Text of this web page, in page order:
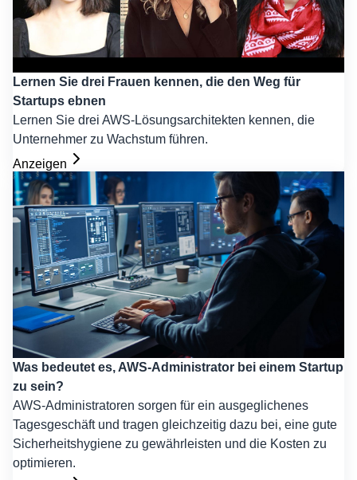
Lernen Sie drei Frauen kennen, die den Weg für
Startups ebnen
Lernen Sie drei AWS-Lösungsarchitekten kennen, die
Unternehmer zu Wachstum führen.
Anzeigen
Was bedeutet es, AWS-Administrator bei einem Startup
zu sein?
AWS-Administratoren sorgen für ein ausgeglichenes
Tagesgeschäft und tragen gleichzeitig dazu bei, eine gute
Sicherheitshygiene zu gewährleisten und die Kosten zu
optimieren.